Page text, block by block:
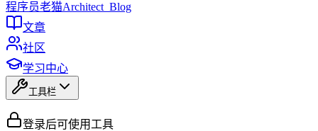
程序员老猫Architect_Blog
文章
社区
学习中心
工具栏
登录后可使用工具